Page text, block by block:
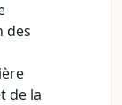
des
de la